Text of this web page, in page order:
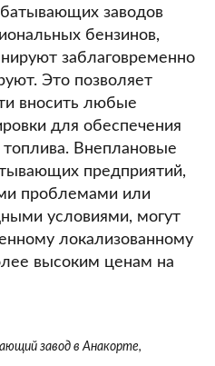
заводов
бензинов,
заблаговременно
Это позволяет
вносить любые
для обеспечения
Внеплановые
предприятий,
проблемами или
условиями, могут
локализованному
высоким ценам на
завод в Анакорте,